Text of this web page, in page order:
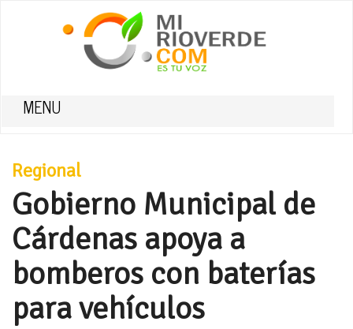
MENU
Regional
Gobierno Municipal de
Cárdenas apoya a
bomberos con baterías
para vehículos